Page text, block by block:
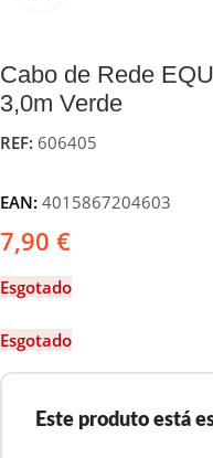
Cabo de Rede
3,0m Verde
REF: 606405
EAN: 4015867204603
7,90 €
Esgotado
Esgotado
Este produto está